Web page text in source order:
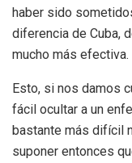
haber sido
diferencia de Cuba,
mucho más efectiva.
Esto, si nos damos
fácil ocultar a un
bastante más difícil
suponer entonces